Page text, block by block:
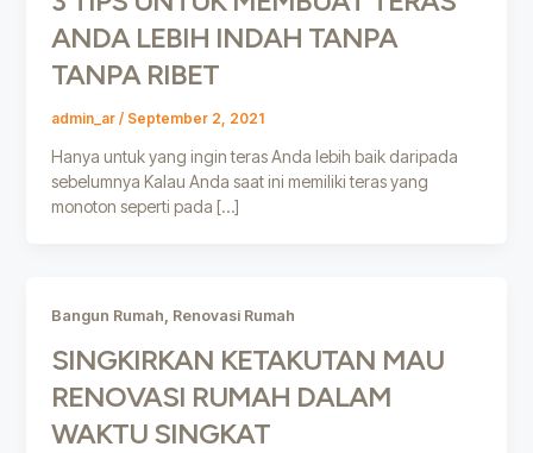
ANDA LEBIH INDAH TANPA
TANPA RIBET
admin_ar / September 2, 2021
Hanya untuk yang ingin teras Anda lebih baik daripada
sebelumnya Kalau Anda saat ini memiliki teras yang
monoton seperti pada […]
Bangun Rumah Renovasi Rumah
SINGKIRKAN KETAKUTAN MAU
RENOVASI RUMAH DALAM
WAKTU SINGKAT